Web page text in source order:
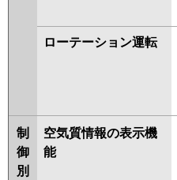
ローテーション運転
制
御
別
空気質情報の表示機
能